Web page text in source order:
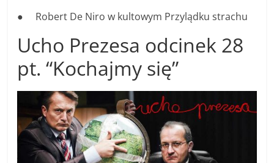
● Robert De Niro w kultowym Przylądku strachu
Ucho Prezesa odcinek 28
pt. “Kochajmy się”